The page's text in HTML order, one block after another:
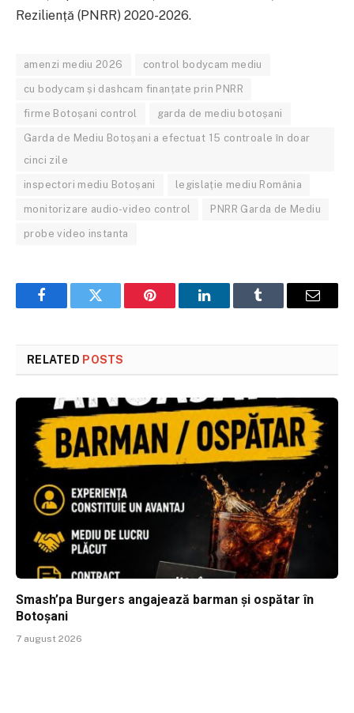
Reziliență (PNRR) 2020-2026.
amenzi mediu 2026 control bodycam mediu
cu bodycam și dashcam finanțate prin PNRR
firme Botoșani control garda de mediu botoșani
Garda de Mediu Botoșani a efectuat 15 controale în doar
cinci zile
inspectori mediu Botoșani legislație mediu România
monitorizare audio-video control PNRR Garda de Mediu
probe video instanta
FacebookTwitter Pinterest LinkedInTumblr Email
RELATED POSTS
Smash’pa Burgers angajează barman și ospătar în
Botoșani
7 august 2026